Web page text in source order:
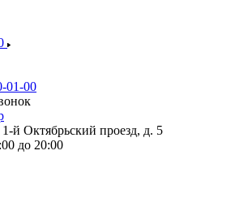
01-00
й Октябрьский проезд, д. 5
до 20:00